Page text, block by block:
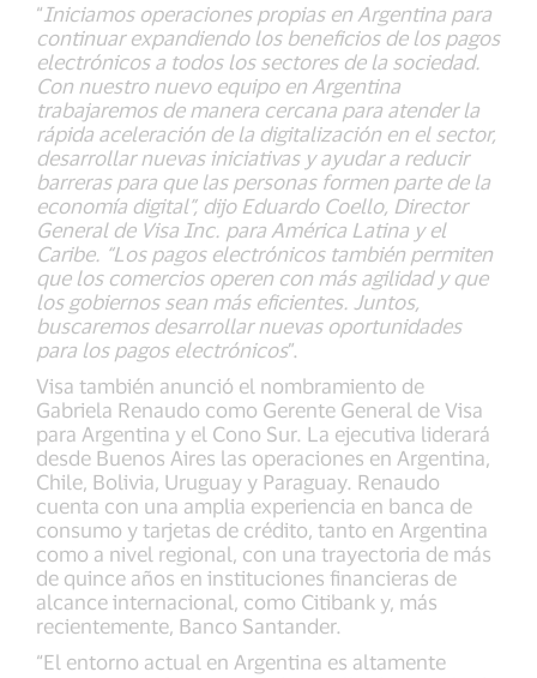
“ Iniciamos operaciones propias en Argentina para
continuar expandiendo los beneficios de los pagos
electrónicos a todos los sectores de la sociedad.
Con nuestro nuevo equipo en Argentina
trabajaremos de manera cercana para atender la
rápida aceleración de la digitalización en el sector,
desarrollar nuevas iniciativas y ayudar a reducir
barreras para que las personas formen parte de la
economía digital”, dijo Eduardo Coello, Director
General de Visa Inc. para América Latina y el
Caribe. “Los pagos electrónicos también permiten
que los comercios operen con más agilidad y que
los gobiernos sean más eficientes. Juntos,
buscaremos desarrollar nuevas oportunidades
para los pagos electrónicos”.
Visa también anunció el nombramiento de
Gabriela Renaudo como Gerente General de Visa
para Argentina y el Cono Sur. La ejecutiva liderará
desde Buenos Aires las operaciones en Argentina,
Chile, Bolivia, Uruguay y Paraguay. Renaudo
cuenta con una amplia experiencia en banca de
consumo y tarjetas de crédito, tanto en Argentina
como a nivel regional, con una trayectoria de más
de quince años en instituciones financieras de
alcance internacional, como Citibank y, más
recientemente, Banco Santander.
“El entorno actual en Argentina es altamente